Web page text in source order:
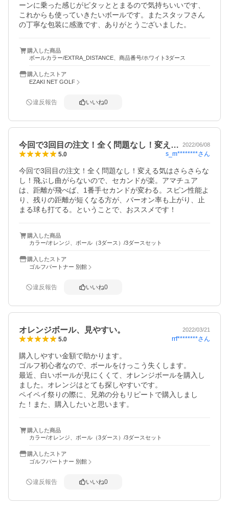
ーンに乗った感じがピタッととまるので気持ちいいです、
これからも使っていきたいボールです。またスタッフさん
の丁寧な包装に感激です、ありがとうございました。
購入した商品
ボールカラー/EXTRA_DISTANCE、商品番号/ホワイト3ダース
購入したストア
EZAKI NET GOLF
違反報告 いいね0
今回で3回目の注文！全く問題なし！変え… 2022/06/08
5.0 s_m********さん
今回で3回目の注文！全く問題なし！変える気はさらさらな
し！飛ぶし曲がらないので、セカンドが楽。アマチュア
は、距離が飛べば、1番手セカンドが変わる。スピン性能よ
り、残りの距離が短くなる方が、パーオン率も上がり、止
まる球も打てる。ということで、おススメです！
購入した商品
カラー/オレンジ、ボール（3ダース）/3ダースセット
購入したストア
ゴルフパートナー 別館
違反報告 いいね0
オレンジボール、見やすい。 2022/03/21
5.0 rrf********さん
購入しやすい金額で助かります。
ゴルフ初心者なので、ボールをけっこう失くします。
最近、白いボールが見にくくて、オレンジボールを購入し
ました。オレンジはとても探しやすいです。
ペイペイ祭りの際に、兄弟の分もリピートで購入しまし
購入した商品
カラー/オレンジ、ボール（3ダース）/3ダースセット
購入したストア
ゴルフパートナー 別館
違反報告 いいね0